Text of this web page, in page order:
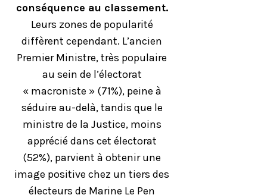
conséquence au classement.
Leurs zones de popularité
diffèrent cependant. L’ancien
Premier Ministre, très populaire
au sein de l’électorat
« macroniste » (71%), peine à
séduire au-delà, tandis que le
ministre de la Justice, moins
apprécié dans cet électorat
(52%), parvient à obtenir une
image positive chez un tiers des
électeurs de Marine Le Pen